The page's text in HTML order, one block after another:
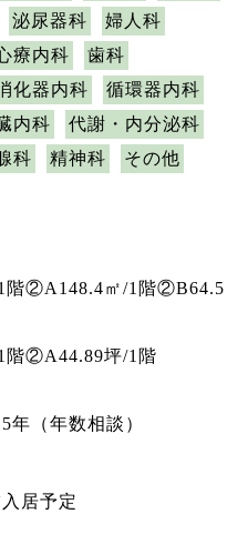
泌尿器科
婦人科
療内科
歯科
化器内科
循環器内科
内科
代謝・内分泌科
科 精神科 その他
階②A148.4㎡/1階②B64.5
階②A44.89坪/1階
年（年数相談）
居予定